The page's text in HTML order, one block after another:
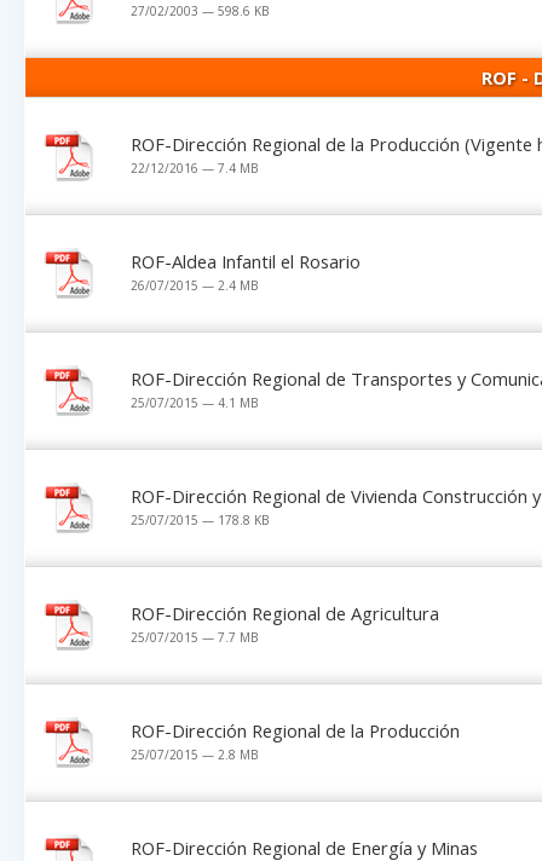
27/02/2003 — 598.6 KB
ROF -
ROF-Dirección Regional de la Producción (Vigente
22/12/2016 — 7.4 MB
ROF-Aldea Infantil el Rosario
26/07/2015 — 2.4 MB
ROF-Dirección Regional de Transportes y
25/07/2015 — 4.1 MB
ROF-Dirección Regional de Vivienda Construcción
25/07/2015 — 178.8 KB
ROF-Dirección Regional de Agricultura
25/07/2015 — 7.7 MB
ROF-Dirección Regional de la Producción
25/07/2015 — 2.8 MB
ROF-Dirección Regional de Energía y Minas